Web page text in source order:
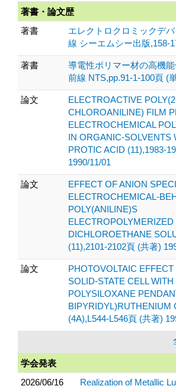
著書・論文歴
著書
エレクトロクロミックデ
線 シーエムシー出版,158-
著書
導電性ポリマー材の高機
前線 NTS,pp.91-1-100頁 (
論文
ELECTROACTIVE
CHLOROANILINE) FILM
ELECTROCHEMICAL
IN ORGANIC-SOLVENTS
PROTIC ACID (11),1983-
1990/11/01
論文
EFFECT OF ANION
ELECTROCHEMICAL-
POLY(ANILINE)S
ELECTROPOLYMERIZED
DICHLOROETHANE
(11),2101-2102頁 (共著)
論文
PHOTOVOLTAIC
SOLID-STATE CELL WITH
POLYSILOXANE
BIPYRIDYL)RUTHENIUM
(4A),L544-L546頁 (共著)
学会発表
2026/06/16
Realization of Metallic